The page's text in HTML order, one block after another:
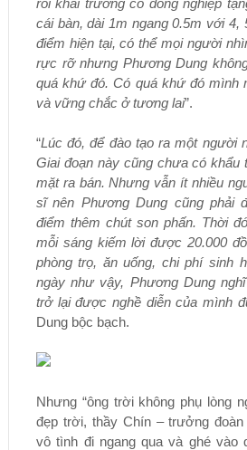
cái bàn, dài 1m ngang 0.5m với 4,
điểm hiện tại, có thể mọi người
rực rỡ nhưng Phương Dung
quá khứ đó. Có quá khứ đó mình
và vững chắc ở tương lai”.
“Lúc đó, để đào tạo ra một người
Giai đoạn này cũng chưa có khẩu
mặt ra bán. Nhưng vẫn ít nhiều
sĩ nên Phương Dung cũng phải
điểm thêm chút son phấn. Thời
mỗi sáng kiếm lời được 20.000
phòng trọ, ăn uống, chi phí sinh
ngày như vậy, Phương Dung
trở lại được nghề diễn của mình
Dung bộc bạch.
Nhưng “ông trời không phụ lòng
đẹp trời, thầy Chín – trưởng
vô tình đi ngang qua và ghé vào